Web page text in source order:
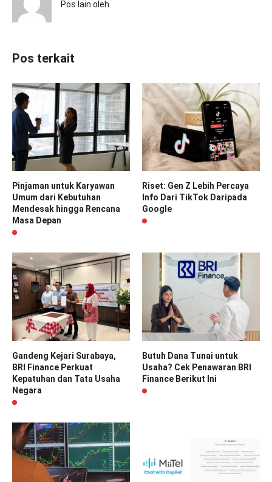
Pos lain oleh
Pos terkait
Pinjaman untuk Karyawan
Umum dari Kebutuhan
Mendesak hingga Rencana
Masa Depan
Riset: Gen Z Lebih Percaya
Info Dari TikTok Daripada
Google
Gandeng Kejari Surabaya,
BRI Finance Perkuat
Kepatuhan dan Tata Usaha
Negara
Butuh Dana Tunai untuk
Usaha? Cek Penawaran BRI
Finance Berikut Ini